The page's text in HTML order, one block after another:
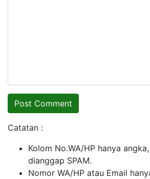
Catatan :
Kolom No.WA/HP hanya
dianggap SPAM.
Nomor WA/HP atau Email